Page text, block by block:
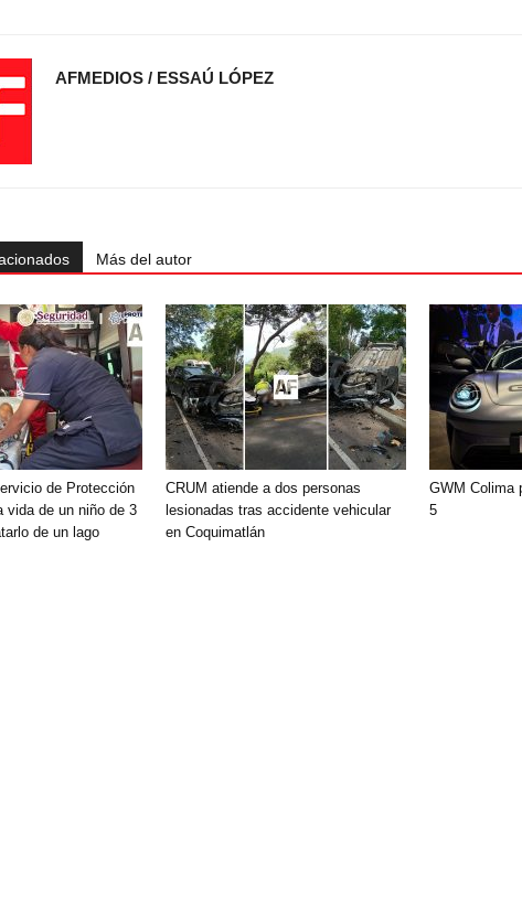
AFMEDIOS / ESSAÚ LÓPEZ
Más del autor
de Protección
vida de un niño de 3
de un lago
CRUM atiende a dos personas
lesionadas tras accidente vehicular
en Coquimatlán
GWM Colima
5